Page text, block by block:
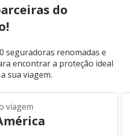
do
seguradoras renomadas e
encontrar a proteção ideal
sua viagem.
viagem